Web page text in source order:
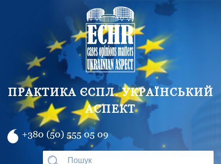
ПРАКТИКА ЄСПЛ. УКРАЇНСЬКИЙ
АСПЕКТ
+380 (50) 555 05 09